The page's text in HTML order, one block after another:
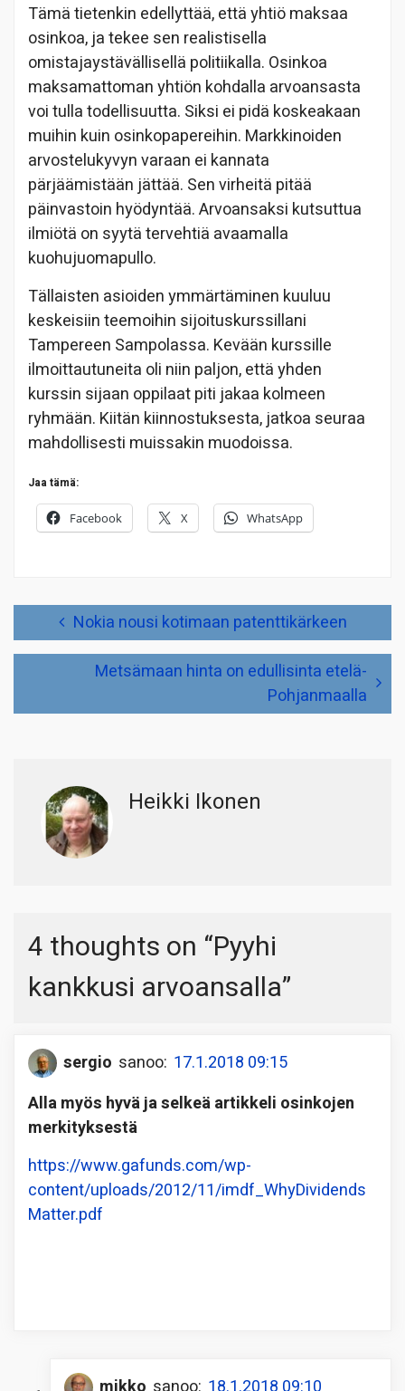
Tämä tietenkin edellyttää, että yhtiö maksaa
osinkoa, ja tekee sen realistisella
omistajaystävällisellä politiikalla. Osinkoa
maksamattoman yhtiön kohdalla arvoansasta
voi tulla todellisuutta. Siksi ei pidä koskeakaan
muihin kuin osinkopapereihin. Markkinoiden
arvostelukyvyn varaan ei kannata
pärjäämistään jättää. Sen virheitä pitää
päinvastoin hyödyntää. Arvoansaksi kutsuttua
ilmiötä on syytä tervehtiä avaamalla
kuohujuomapullo.
Tällaisten asioiden ymmärtäminen kuuluu
keskeisiin teemoihin sijoituskurssillani
Tampereen Sampolassa. Kevään kurssille
ilmoittautuneita oli niin paljon, että yhden
kurssin sijaan oppilaat piti jakaa kolmeen
ryhmään. Kiitän kiinnostuksesta, jatkoa seuraa
mahdollisesti muissakin muodoissa.
Jaa tämä:
Facebook X WhatsApp
Artikkelien Nokia nousi kotimaan patenttikärkeen
Metsämaan hinta on edullisinta etelä-
Pohjanmaalla
Heikki Ikonen
4 thoughts on “Pyyhi
kankkusi arvoansalla”
sergio sanoo: 17.1.2018 09:15
Alla myös hyvä ja selkeä artikkeli osinkojen
merkityksestä
https://www.gafunds.com/wp-
content/uploads/2012/11/imdf_WhyDividends
Matter.pdf